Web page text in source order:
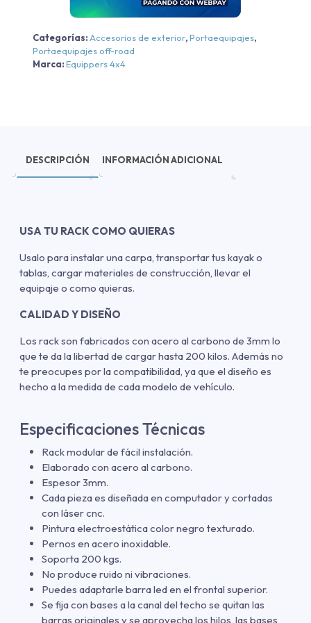
Categorías:Accesorios de exterior,Portaequipajes,
Portaequipajes off-road
Marca:Equippers 4x4
DESCRIPCIÓN INFORMACIÓN ADICIONAL
USA TU RACK COMO QUIERAS
Usalo para instalar una carpa, transportar tus kayak o
tablas, cargar materiales de construcción, llevar el
equipaje o como quieras.
CALIDAD Y DISEÑO
Los rack son fabricados con acero al carbono de 3mm lo
que te da la libertad de cargar hasta 200 kilos. Además no
te preocupes por la compatibilidad, ya que el diseño es
hecho a la medida de cada modelo de vehículo.
Especificaciones Técnicas
Rack modular de fácil instalación.
Elaborado con acero al carbono.
Espesor 3mm.
Cada pieza es diseñada en computador y cortadas
con láser cnc.
Pintura electroestática color negro texturado.
Pernos en acero inoxidable.
Soporta 200 kgs.
No produce ruido ni vibraciones.
Puedes adaptarle barra led en el frontal superior.
Se fija con bases a la canal del techo se quitan las
barras originales y se aprovecha los hilos, las bases